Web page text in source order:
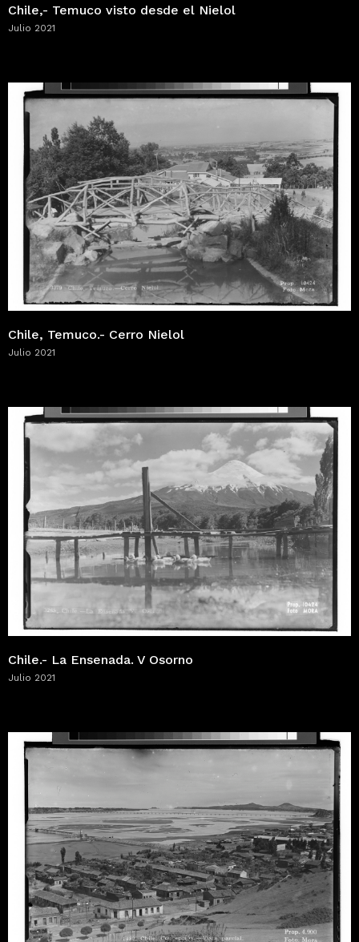
Chile,- Temuco visto desde el Nielol
Julio 2021
Chile, Temuco.- Cerro Nielol
Julio 2021
Chile.- La Ensenada. V Osorno
Julio 2021